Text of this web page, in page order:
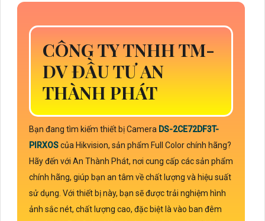
CÔNG TY TNHH TM-
DV ĐẦU TƯ AN
THÀNH PHÁT
Bạn đang tìm kiếm thiết bị Camera DS-2CE72DF3T-
PIRXOScủa Hikvision, sản phẩm Full Color chính hãng?
Hãy đến với An Thành Phát, nơi cung cấp các sản phẩm
chính hãng, giúp bạn an tâm về chất lượng và hiệu suất
sử dụng. Với thiết bị này, bạn sẽ được trải nghiệm hình
ảnh sắc nét, chất lượng cao, đặc biệt là vào ban đêm